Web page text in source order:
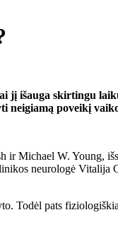
jį išauga skirtingu
neigiamą poveikį
Michael W. Young,
neurologė Vitalija
Todėl pats